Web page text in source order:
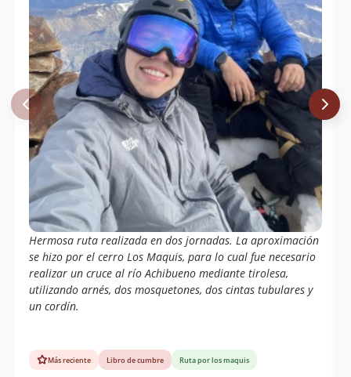
05/08/03
Marcelo Urrutia, Manuel Méndez,
Daniel Meza, Omar Méndez, Francis
Rocha, Raúl Bustos, Maximiliano Ruiz,
Cristian Parada, Julio Freire, Militares
De Montaña Regimiento Los Ángeles
01/05/03
Ismael Mena Valdés
Carlos Andrés Correa Grez
Juan Spiniak
19/01/95
Claudio Mellado, Pedro Cofre.
04/03/65
Wolfgang Förster
Sergio Kunstmann
Hermosa ruta realizada en dos jornadas. La aproximación
se hizo por el cerro Los Maquis, para lo cual fue necesario
realizar un cruce al río Achibueno mediante tirolesa,
utilizando arnés, dos mosquetones, dos cintas tubulares y
un cordín.
Más reciente Libro de cumbre Ruta por los maquis